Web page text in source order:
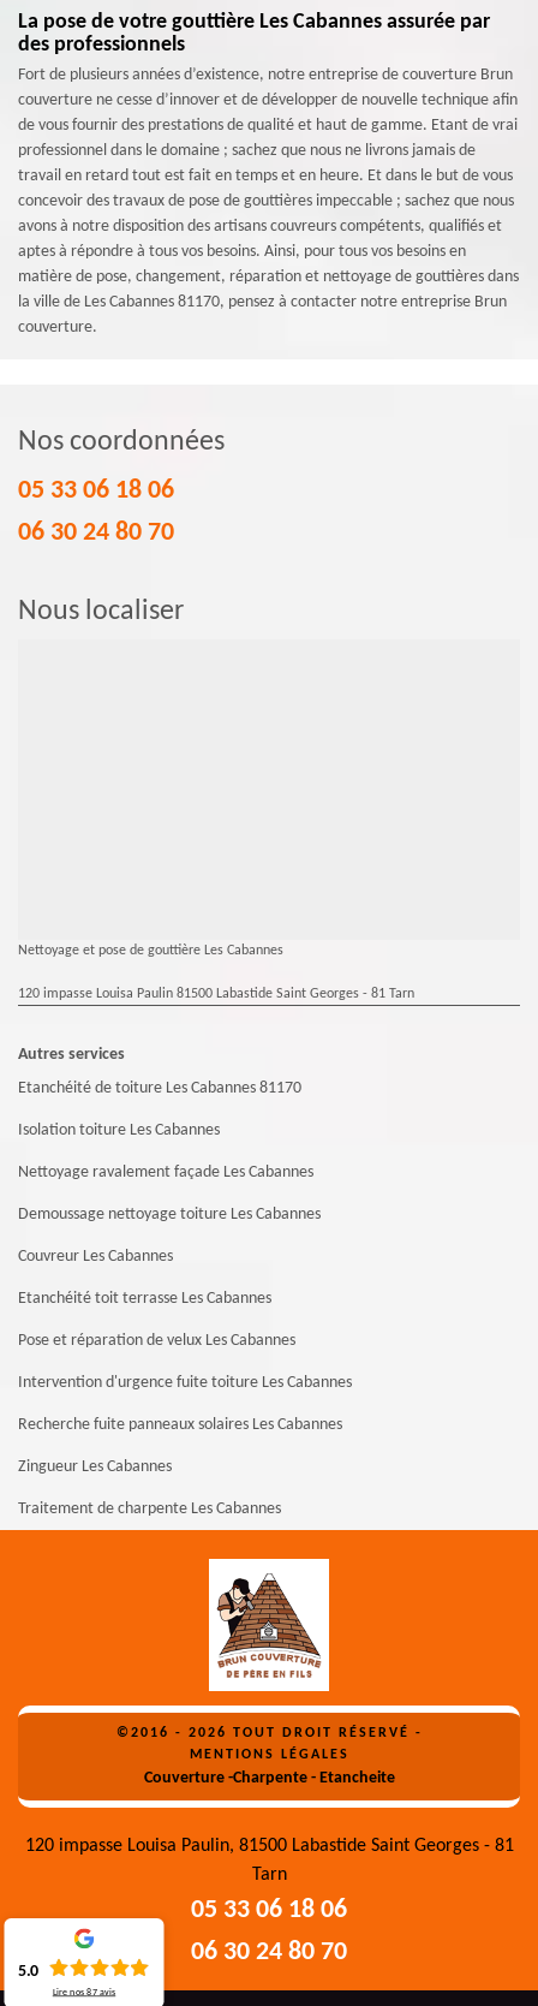
La pose de votre gouttière Les Cabannes assurée par
des professionnels
Fort de plusieurs années d’existence, notre entreprise de couverture Brun
couverture ne cesse d’innover et de développer de nouvelle technique afin
de vous fournir des prestations de qualité et haut de gamme. Etant de vrai
professionnel dans le domaine ; sachez que nous ne livrons jamais de
travail en retard tout est fait en temps et en heure. Et dans le but de vous
concevoir des travaux de pose de gouttières impeccable ; sachez que nous
avons à notre disposition des artisans couvreurs compétents, qualifiés et
aptes à répondre à tous vos besoins. Ainsi, pour tous vos besoins en
matière de pose, changement, réparation et nettoyage de gouttières dans
la ville de Les Cabannes 81170, pensez à contacter notre entreprise Brun
couverture.
Nos coordonnées
05 33 06 18 06
06 30 24 80 70
Nous localiser
Nettoyage et pose de gouttière Les Cabannes
120 impasse Louisa Paulin 81500 Labastide Saint Georges - 81 Tarn
Autres services
Etanchéité de toiture Les Cabannes 81170
Isolation toiture Les Cabannes
Nettoyage ravalement façade Les Cabannes
Demoussage nettoyage toiture Les Cabannes
Couvreur Les Cabannes
Etanchéité toit terrasse Les Cabannes
Pose et réparation de velux Les Cabannes
Intervention d'urgence fuite toiture Les Cabannes
Recherche fuite panneaux solaires Les Cabannes
Zingueur Les Cabannes
Traitement de charpente Les Cabannes
©2016 - 2026 TOUT DROIT RÉSERVÉ -
MENTIONS LÉGALES
Couverture -Charpente - Etancheite
120 impasse Louisa Paulin, 81500 Labastide Saint Georges - 81
Tarn
05 33 06 18 06
06 30 24 80 70
5.0
Lire nos87 avis